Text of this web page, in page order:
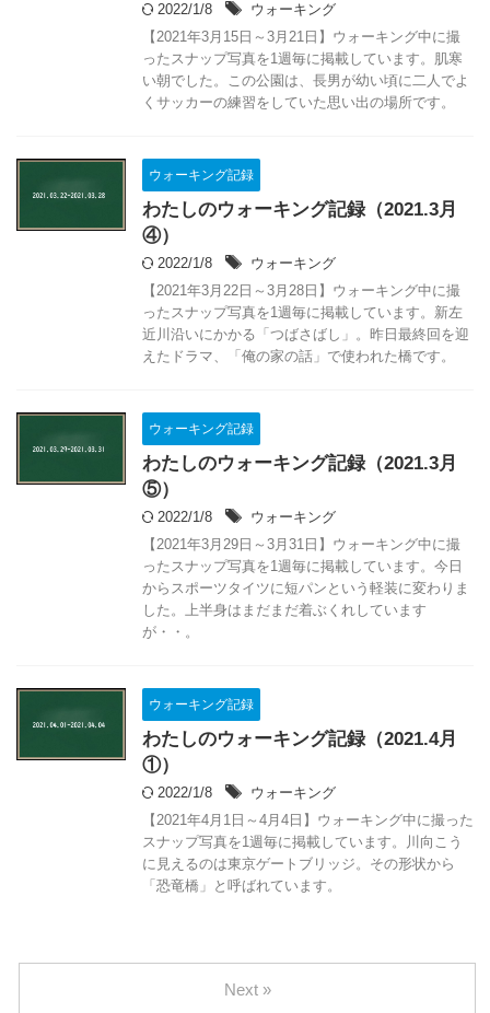
2022/1/8
ウォーキング
【2021年3月15日～3月21日】ウォーキング中に撮
ったスナップ写真を1週毎に掲載しています。肌寒
い朝でした。この公園は、長男が幼い頃に二人でよ
くサッカーの練習をしていた思い出の場所です。
ウォーキング記録
わたしのウォーキング記録（2021.3月
④）
2022/1/8
ウォーキング
【2021年3月22日～3月28日】ウォーキング中に撮
ったスナップ写真を1週毎に掲載しています。新左
近川沿いにかかる「つばさばし」。昨日最終回を迎
えたドラマ、「俺の家の話」で使われた橋です。
ウォーキング記録
わたしのウォーキング記録（2021.3月
⑤）
2022/1/8
ウォーキング
【2021年3月29日～3月31日】ウォーキング中に撮
ったスナップ写真を1週毎に掲載しています。今日
からスポーツタイツに短パンという軽装に変わりま
した。上半身はまだまだ着ぶくれしています
が・・。
ウォーキング記録
わたしのウォーキング記録（2021.4月
①）
2022/1/8
ウォーキング
【2021年4月1日～4月4日】ウォーキング中に撮った
スナップ写真を1週毎に掲載しています。川向こう
に見えるのは東京ゲートブリッジ。その形状から
「恐竜橋」と呼ばれています。
Next »